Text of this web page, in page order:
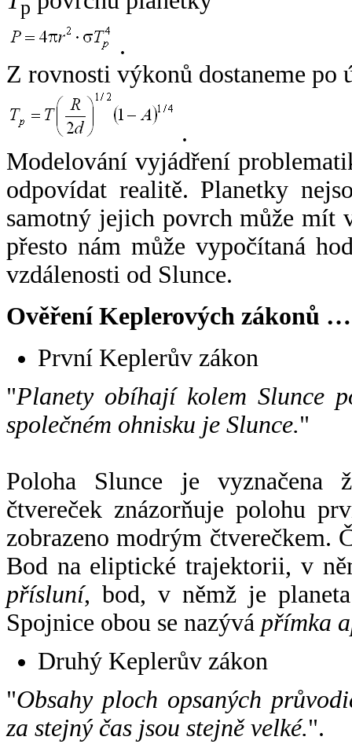
p
.
Z rovnosti výkonů dostaneme po
.
Modelování vyjádření
odpovídat realitě. Planetky
samotný jejich povrch může mít
přesto nám může vypočítaná
vzdálenosti od Slunce.
Ověření Keplerových zákonů …
První Keplerův zákon
"Planety obíhají kolem Slunce
společném ohnisku je Slunce."
Poloha Slunce je vyznačena
čtvereček znázorňuje polohu
zobrazeno modrým čtverečkem.
Bod na eliptické trajektorii, v
přísluní, bod, v němž je
Spojnice obou se nazývá přímka
Druhý Keplerův zákon
"Obsahy ploch opsaných
za stejný čas jsou stejně velké.".